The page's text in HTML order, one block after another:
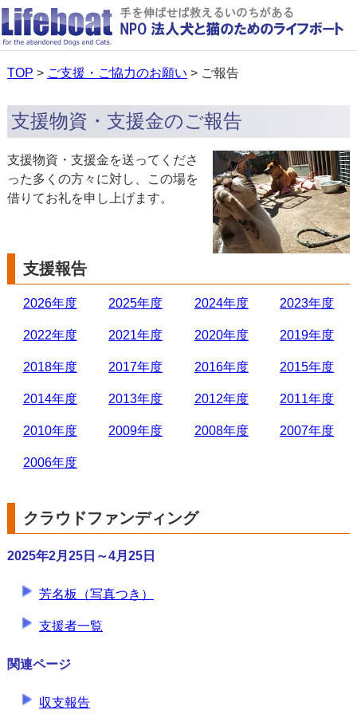
TOP > ご支援・ご協力のお願い > ご報告
支援物資・支援金のご報告
支援物資・支援金を送ってくださ
った多くの方々に対し、この場を
借りてお礼を申し上げます。
支援報告
2026年度 2025年度 2024年度 2023年度
2022年度 2021年度 2020年度 2019年度
2018年度 2017年度 2016年度 2015年度
2014年度 2013年度 2012年度 2011年度
2010年度 2009年度 2008年度 2007年度
2006年度
クラウドファンディング
2025年2月25日～4月25日
芳名板（写真つき）
支援者一覧
関連ページ
収支報告